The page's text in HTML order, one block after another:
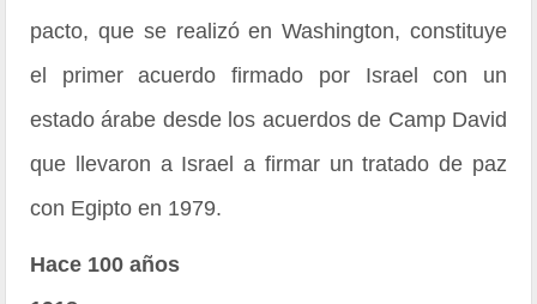
pacto, que se realizó en Washington, constituye
el primer acuerdo firmado por Israel con un
estado árabe desde los acuerdos de Camp David
que llevaron a Israel a firmar un tratado de paz
con Egipto en 1979.
Hace 100 años